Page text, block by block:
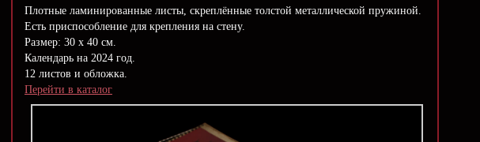
Плотные ламинированные листы, скреплённые толстой металлической пружиной.
Есть приспособление для крепления на стену.
Размер: 30 х 40 см.
Календарь на 2024 год.
12 листов и обложка.
Перейти в каталог